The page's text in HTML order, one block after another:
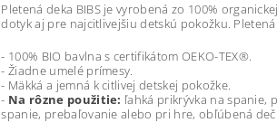
Pletená deka BIBS je vyrobená zo 100%
dotyk aj pre najcitlivejšiu detskú pokožku.
- 100% BIO bavlna s certifikátom OEKO-TEX®.
- Žiadne umelé prímesy.
- Mäkká a jemná k citlivej detskej pokožke.
- Na rôzne použitie: ľahká prikrývka na spanie,
spanie, prebaľovanie alebo pri hre, obľúbená